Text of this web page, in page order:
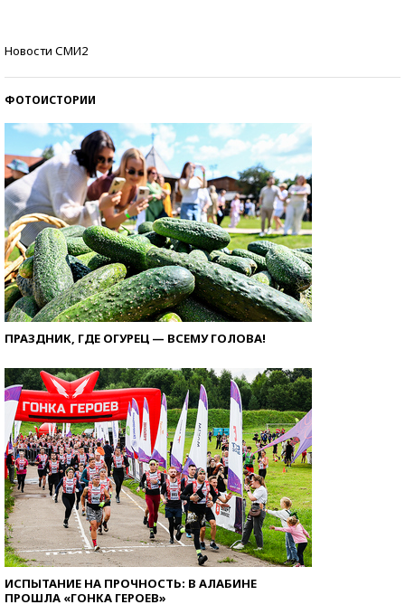
Новости СМИ2
ФОТОИСТОРИИ
ПРАЗДНИК, ГДЕ ОГУРЕЦ — ВСЕМУ ГОЛОВА!
ИСПЫТАНИЕ НА ПРОЧНОСТЬ: В АЛАБИНЕ
ПРОШЛА «ГОНКА ГЕРОЕВ»